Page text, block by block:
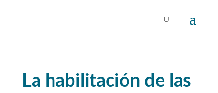
La habilitación de las